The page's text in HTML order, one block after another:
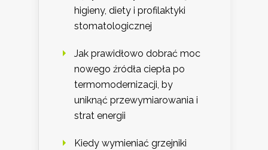
higieny, diety i profilaktyki
stomatologicznej
Jak prawidłowo dobrać moc
nowego źródła ciepła po
termomodernizacji, by
uniknąć przewymiarowania i
strat energii
Kiedy wymieniać grzejniki